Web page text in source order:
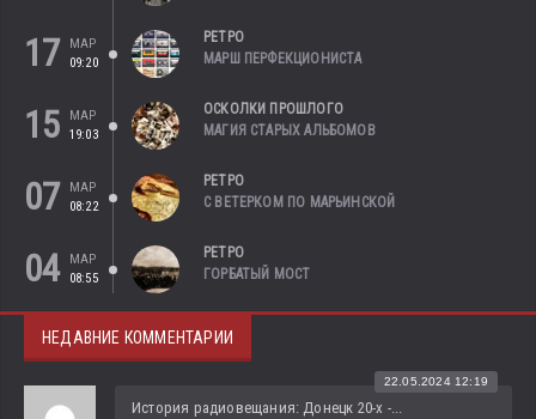
17
МАР
09:20
РЕТРО
МАРШ ПЕРФЕКЦИОНИСТА
15
МАР
19:03
ОСКОЛКИ ПРОШЛОГО
МАГИЯ СТАРЫХ АЛЬБОМОВ
07
МАР
08:22
РЕТРО
С ВЕТЕРКОМ ПО МАРЬИНСКОЙ
04
МАР
08:55
РЕТРО
ГОРБАТЫЙ МОСТ
НЕДАВНИЕ КОММЕНТАРИИ
История радиовещания: Донецк 20-х -...
22.05.2024 12:19